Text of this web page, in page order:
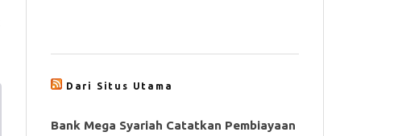
Dari Situs Utama
Bank Mega Syariah Catatkan Pembiayaan